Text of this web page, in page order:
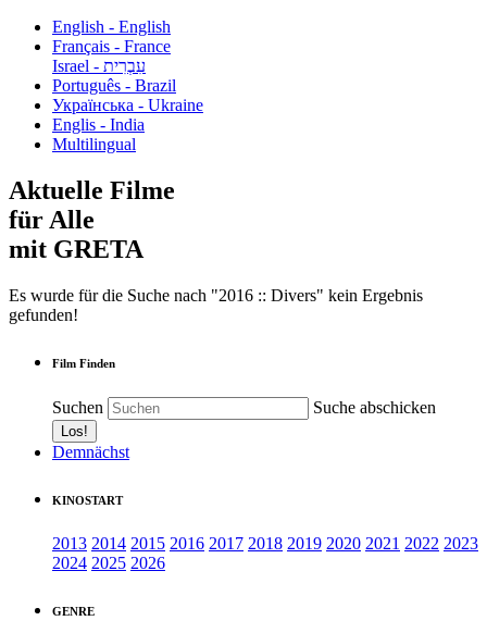
English - English
Français - France
עִבְרִית - Israel
Português - Brazil
Українська - Ukraine
Englis - India
Multilingual
Aktuelle Filme
für Alle
mit GRETA
Es wurde für die Suche nach "2016 :: Divers" kein Ergebnis
gefunden!
Film Finden
Suchen Suche abschicken
Demnächst
KINOSTART
2013 2014 2015 2016 2017 2018 2019 2020 2021 2022 2023
2024 2025 2026
GENRE